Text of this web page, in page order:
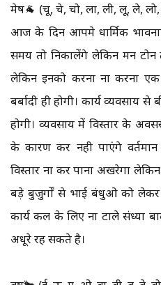
मेष🐐 (चू, चे, चो, ला, ली, लू, ले,
आज के दिन आपमे धार्मिक
समय तो निकालेंगे लेकिन मन टोन
लेकिन इनको करना ना करना
बर्बादी ही होगी। कार्य व्यवसाय
होगी। व्यवसाय में विस्तार के
के कारण कर नही पाएंगे
विस्तार ना कर पाना अखरेगा
बड़े बुजुर्गों से भाई बंधुओ को
कार्य कल के लिए ना टाले संध्या
अधूरे रह सकते है।